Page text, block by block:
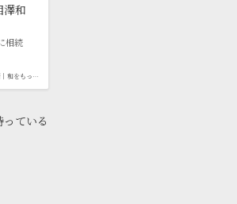
｜和をもっ…
澤和
相続
ている